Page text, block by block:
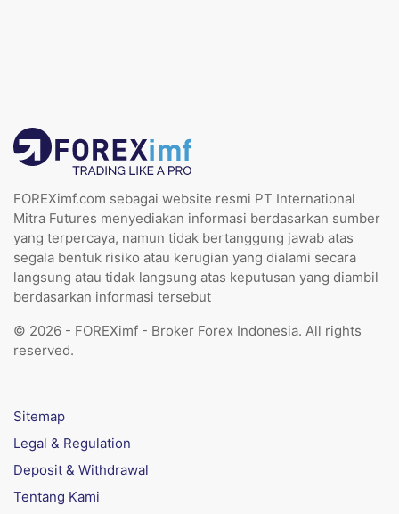
FOREXimf.com sebagai website resmi PT International
Mitra Futures menyediakan informasi berdasarkan sumber
yang terpercaya, namun tidak bertanggung jawab atas
segala bentuk risiko atau kerugian yang dialami secara
langsung atau tidak langsung atas keputusan yang diambil
berdasarkan informasi tersebut
© 2026 - FOREXimf - Broker Forex Indonesia. All rights
reserved.
Sitemap
Legal & Regulation
Deposit & Withdrawal
Tentang Kami